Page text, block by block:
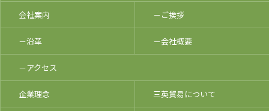
会社案内 －ご挨拶
－沿革 －会社概要
－アクセス
企業理念 三英貿易について